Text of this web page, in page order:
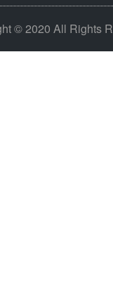
© 2020 All Rights